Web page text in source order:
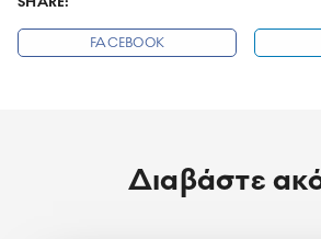
FACEBOOK
Διαβάστε